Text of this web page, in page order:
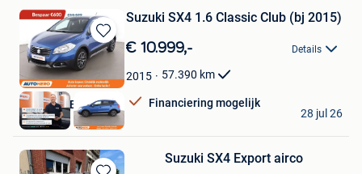
Bewaren
in
Mijn
Favorieten
Suzuki SX4 1.6 Classic Club (bj 2015)
€ 10.999,- Details
2015 57.390 km
Financiering mogelijk
Autohero België
Brussel
28 jul 26
Suzuki SX4 Export airco